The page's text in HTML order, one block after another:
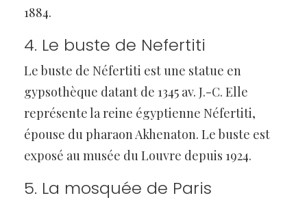
1884.
4. Le buste de Nefertiti
Le buste de Néfertiti est une statue en
gypsothèque datant de 1345 av. J.-C. Elle
représente la reine égyptienne Néfertiti,
épouse du pharaon Akhenaton. Le buste est
exposé au musée du Louvre depuis 1924.
5. La mosquée de Paris